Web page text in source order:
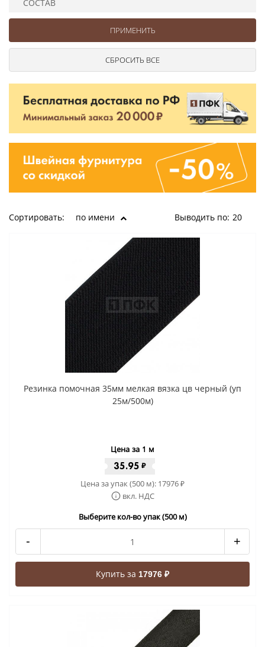
СОСТАВ
Сортировать: по имени Выводить по: 20
Резинка помочная 35мм мелкая вязка цв черный (уп
25м/500м)
Цена за 1 м
35.95 ₽
Цена за упак (500 м): 17976₽
вкл. НДС
Выберите кол-во упак (500 м)
- +
Купить за 17976 ₽
Ушковые
Шторные
Цепочки шарики с замком
Ткани
Шнуры